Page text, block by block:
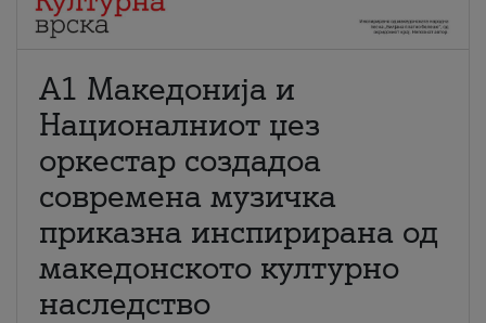
А1 Македонија и
Националниот џез
оркестар создадоа
современа музичка
приказна инспирирана од
македонското културно
наследство